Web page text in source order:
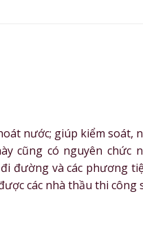
nước; giúp kiểm soát,
cũng có nguyên chức
đường và các phương
các nhà thầu thi công